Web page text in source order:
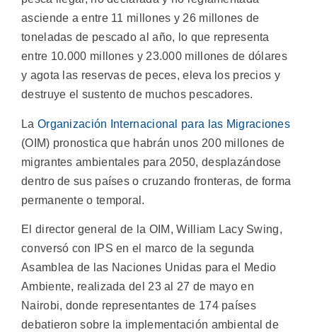
asciende a entre 11 millones y 26 millones de
toneladas de pescado al año, lo que representa
entre 10.000 millones y 23.000 millones de dólares
y agota las reservas de peces, eleva los precios y
destruye el sustento de muchos pescadores.
La Organización Internacional para las Migraciones
(OIM) pronostica que habrán unos 200 millones de
migrantes ambientales para 2050, desplazándose
dentro de sus países o cruzando fronteras, de forma
permanente o temporal.
El director general de la OIM, William Lacy Swing,
conversó con IPS en el marco de la segunda
Asamblea de las Naciones Unidas para el Medio
Ambiente, realizada del 23 al 27 de mayo en
Nairobi, donde representantes de 174 países
debatieron sobre la implementación ambiental de